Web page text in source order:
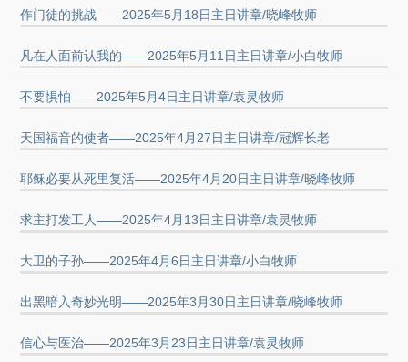
作门徒的挑战——2025年5月18日主日讲章/晓峰牧师
凡在人面前认我的——2025年5月11日主日讲章/小白牧师
不要惧怕——2025年5月4日主日讲章/袁灵牧师
天国福音的使者——2025年4月27日主日讲章/冠辉长老
耶稣必要从死里复活——2025年4月20日主日讲章/晓峰牧师
求主打发工人——2025年4月13日主日讲章/袁灵牧师
大卫的子孙——2025年4月6日主日讲章/小白牧师
出黑暗入奇妙光明——2025年3月30日主日讲章/晓峰牧师
信心与医治——2025年3月23日主日讲章/袁灵牧师